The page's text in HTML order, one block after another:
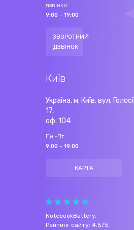
дзвінки
9:00 - 19:00
ЗВОРОТНИЙ
ДЗВІНОК
Київ
Україна, м. Київ, вул.
17,
оф. 104
Пн.-Пт.
9:00 - 19:00
КАРТА
NotebookBattery.
Рейтинг сайту: 4.5/5